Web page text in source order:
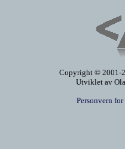
Copyright © 2001-
Utviklet av
Personvern